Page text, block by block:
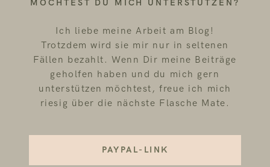
MÖCHTEST DU MICH UNTERSTÜTZEN?
Ich liebe meine Arbeit am Blog!
Trotzdem wird sie mir nur in seltenen
Fällen bezahlt. Wenn Dir meine Beiträge
geholfen haben und du mich gern
unterstützen möchtest, freue ich mich
riesig über die nächste Flasche Mate.
PAYPAL-LINK